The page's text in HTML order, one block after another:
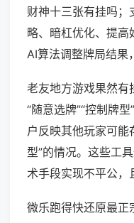
财神十三张有挂吗；
略、暗杠优化、提高
AI算法调整牌局结果
老友地方游戏果然有
“随意选牌”“控制牌
户反映其他玩家可能
型”的情况。这些工
术手段实现不平公，
微乐跑得快还原最正